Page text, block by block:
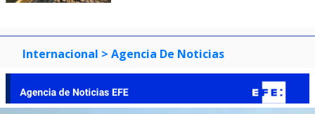
Internacional > Agencia De Noticias